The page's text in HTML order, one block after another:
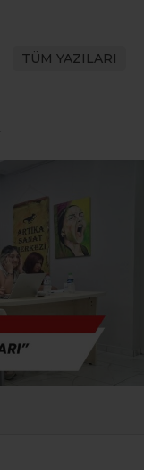
TÜM YAZILARI